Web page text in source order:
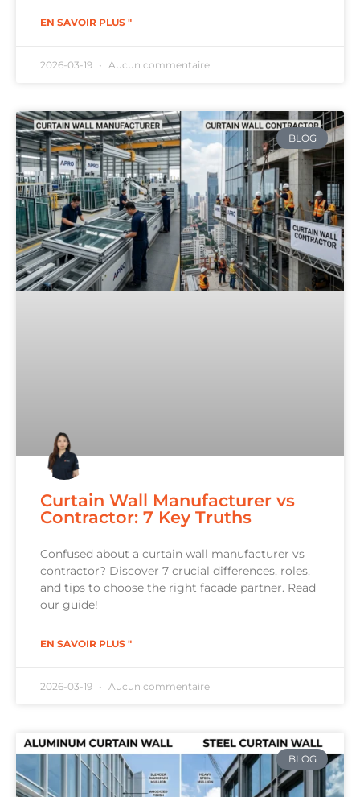
EN SAVOIR PLUS "
2026-03-19 Aucun commentaire
BLOG
Curtain Wall Manufacturer vs
Contractor: 7 Key Truths
Confused about a curtain wall manufacturer vs
contractor? Discover 7 crucial differences, roles,
and tips to choose the right facade partner. Read
our guide!
EN SAVOIR PLUS "
2026-03-19 Aucun commentaire
BLOG